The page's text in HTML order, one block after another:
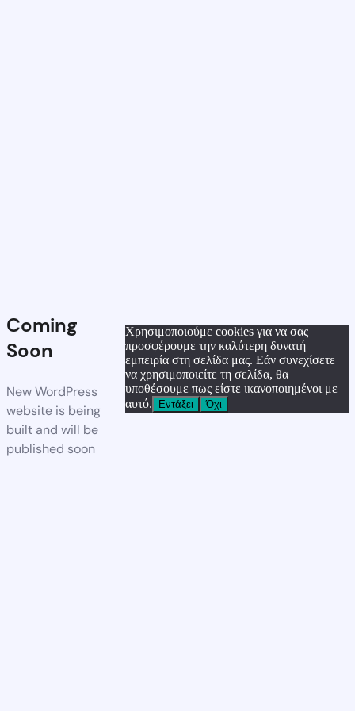
Coming
Soon
New WordPress
website is being
built and will be
published soon
Χρησιμοποιούμε cookies για να σας
προσφέρουμε την καλύτερη δυνατή
εμπειρία στη σελίδα μας. Εάν συνεχίσετε
να χρησιμοποιείτε τη σελίδα, θα
υποθέσουμε πως είστε ικανοποιημένοι με
αυτό.
Εντάξει Όχι